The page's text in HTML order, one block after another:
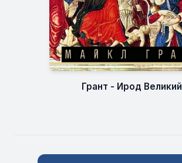
Грант - Ирод Великий